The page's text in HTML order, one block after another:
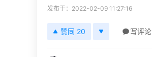
发布于：2022-02-09 11:27:16
赞同 20 写评论